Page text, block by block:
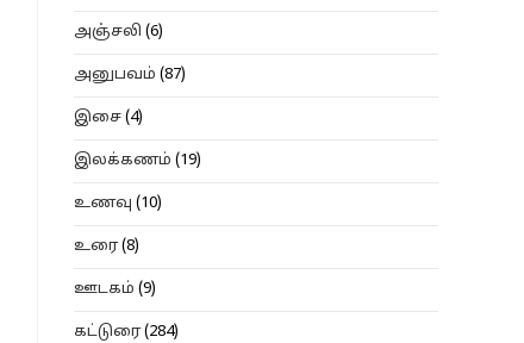
அஞ்சலி (6)
அனுபவம் (87)
இசை(4)
இலக்கணம் (19)
உணவு (10)
உரை(8)
ஊடகம் (9)
கட்டுரை(284)